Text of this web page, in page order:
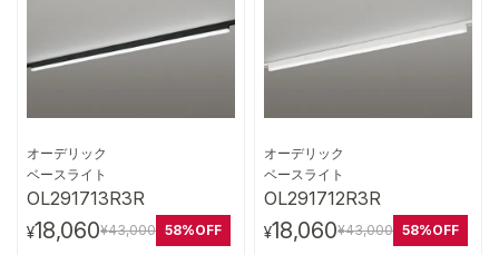
オーデリック
ベースライト
OL291713R3R
¥18,060¥43,000 58%OFF
オーデリック
ベースライト
OL291712R3R
¥18,060¥43,000 58%OFF